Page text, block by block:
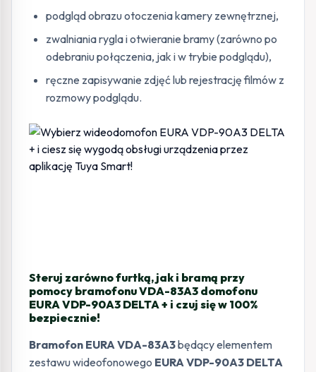
podgląd obrazu otoczenia kamery zewnętrznej,
zwalniania rygla i otwieranie bramy (zarówno po
odebraniu połączenia, jak i w trybie podglądu),
ręczne zapisywanie zdjęć lub rejestrację filmów z
rozmowy podglądu.
Steruj zarówno furtką, jak i bramą przy
pomocy bramofonu VDA-83A3 domofonu
EURA VDP-90A3 DELTA + i czuj się w 100%
bezpiecznie!
Bramofon EURA VDA-83A3będący elementem
zestawu wideofonowego EURA VDP-90A3 DELTA